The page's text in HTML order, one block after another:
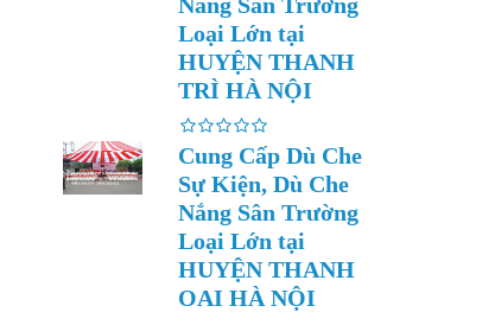
Loại Lớn tại
HUYỆN THANH
TRÌ HÀ NỘI
Cung Cấp Dù Che
Sự Kiện, Dù Che
Nắng Sân Trường
Loại Lớn tại
HUYỆN THANH
OAI HÀ NỘI